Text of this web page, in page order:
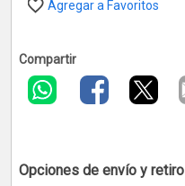
Agregar a Favoritos
Compartir
Opciones de envío y retiro